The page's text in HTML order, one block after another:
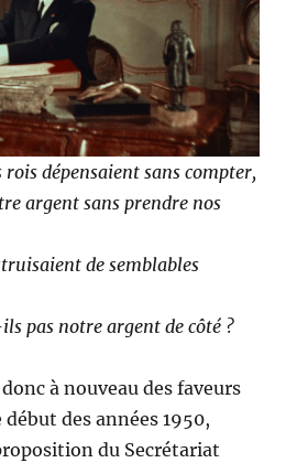
dépensaient sans compter,
argent sans prendre nos
de semblables
pas notre argent de côté ?
à nouveau des faveurs
des années 1950,
du Secrétariat